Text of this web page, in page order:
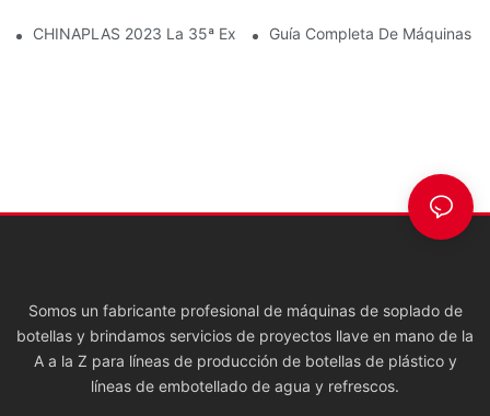
CHINAPLAS 2023 La 35ª Exposición Internacional De La
Guía Completa De Máquinas
Somos un fabricante profesional de máquinas de soplado de
botellas y brindamos servicios de proyectos llave en mano de la
A a la Z para líneas de producción de botellas de plástico y
líneas de embotellado de agua y refrescos.